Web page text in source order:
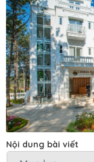
Nội dung bài viết